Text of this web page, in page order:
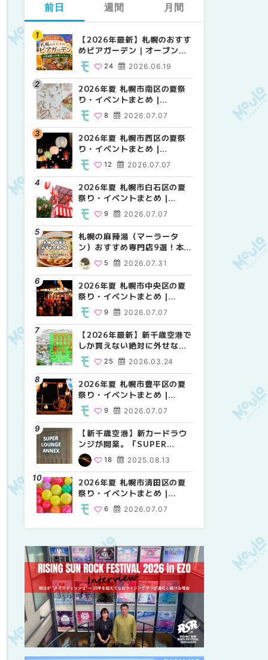
前日
【2026年最新】札幌のおすす
めビアガーデン｜オープン日
順に徹底紹介！大通公園から
穴場テラスまで | MouLa
HOKKAIDO
2026.06.19
24
2026年夏 札幌市南区の夏祭
り・イベントまとめ |
MouLa HOKKAIDO
2026.07.07
8
2026年夏 札幌市西区の夏祭
り・イベントまとめ |
MouLa HOKKAIDO
2026.07.07
12
2026年夏 札幌市白石区の夏
祭り・イベントまとめ |
MouLa HOKKAIDO
2026.07.07
9
札幌の麻辣湯（マーラータ
ン）おすすめ専門店9選！本
場の量り売りから最新店まで
徹底比較 | MouLa
HOKKAIDO
2026.07.31
5
2026年夏 札幌市中央区の夏
祭り・イベントまとめ |
MouLa HOKKAIDO
2026.07.07
9
【2026年最新】新千歳空港で
しか買えない絶対に外せない
限定スイーツ・焼き菓子18選
| MouLa HOKKAIDO
2026.03.24
25
2026年夏 札幌市豊平区の夏
祭り・イベントまとめ |
MouLa HOKKAIDO
2026.07.07
9
【新千歳空港】新カードラウ
ンジが開業。「SUPER
LOUNGE ANNEX（スーパー
ラウンジアネックス）」をご
紹介！！ | MouLa
HOKKAIDO
2025.08.13
18
2026年夏 札幌市清田区の夏
祭り・イベントまとめ |
MouLa HOKKAIDO
2026.07.07
6
週間
【2026年最新】札幌のおすす
めビアガーデン｜オープン日
穴場テラスまで | MouLa
HOKKAIDO
24
2026年夏 札幌市西区の夏祭
り・イベントまとめ |
12
2026年夏 札幌市北区の夏祭
り・イベントまとめ |
9
2026年夏 札幌市白石区の夏
祭り・イベントまとめ |
9
2026年夏 札幌市手稲区の夏
祭り・イベントまとめ |
10
2026年夏 札幌市南区の夏祭
り・イベントまとめ |
8
2026年夏 札幌市清田区の夏
祭り・イベントまとめ |
6
2026年夏 札幌市豊平区の夏
祭り・イベントまとめ |
9
2026年夏 札幌市中央区の夏
祭り・イベントまとめ |
9
2026年夏 恵庭市・千歳市の
夏祭り・イベントまとめ |
9
月間
【2026年最新】札幌のおすす
めビアガーデン｜オープン日
穴場テラスまで | MouLa
HOKKAIDO
24
2026年夏 札幌市北区の夏祭
り・イベントまとめ |
9
2026年夏 札幌市西区の夏祭
り・イベントまとめ |
12
2026年夏 札幌市白石区の夏
祭り・イベントまとめ |
9
2026年夏 札幌市手稲区の夏
祭り・イベントまとめ |
10
2026年夏 札幌市清田区の夏
祭り・イベントまとめ |
6
札幌の麻辣湯（マーラータ
ン）おすすめ専門店6選！本
徹底比較 | MouLa
HOKKAIDO
5
【2026年最新】新千歳空港で
しか買えない絶対に外せない
限定スイーツ・焼き菓子18選
| MouLa HOKKAIDO
25
【新千歳空港】新カードラウ
ンジが開業。「SUPER
ラウンジアネックス）」をご
紹介！！ | MouLa
HOKKAIDO
18
2026年夏 札幌市豊平区の夏
祭り・イベントまとめ |
9